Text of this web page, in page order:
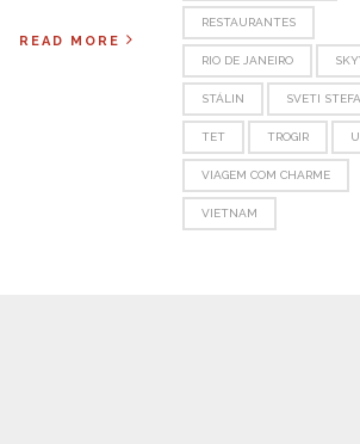
READ MORE
RESTAURANTES
RIO DE JANEIRO
STÁLIN SVETI
TET TROGIR
VIAGEM COM CHARME
VIETNAM